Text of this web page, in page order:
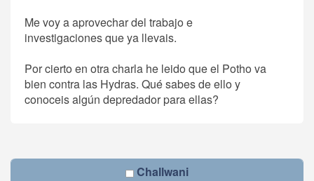
Me voy a aprovechar del trabajo e
investigaciones que ya llevais.
Por cierto en otra charla he leido que el Potho va
bien contra las Hydras. Qué sabes de ello y
conoceis algún depredador para ellas?
Challwani